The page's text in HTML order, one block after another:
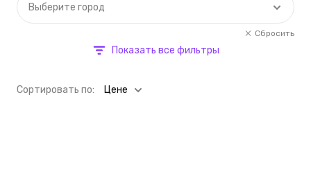
Выберите город
Сбросить
Показать все фильтры
Cортировать по: Цене